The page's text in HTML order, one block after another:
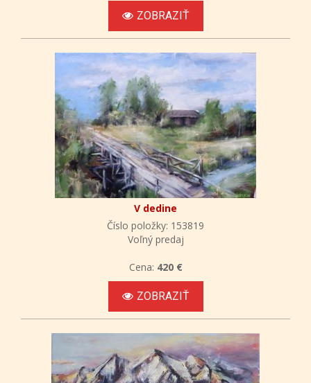
ZOBRAZIŤ
V dedine
Číslo položky: 153819
Voľný predaj
Cena: 420 €
ZOBRAZIŤ